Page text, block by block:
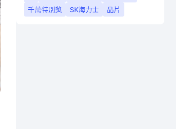
千萬特別獎
SK海力士 晶片